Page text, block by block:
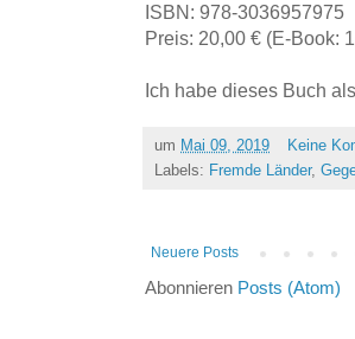
ISBN: 978-3036957975
Preis: 20,00 € (E-Book:
Ich habe dieses Buch
um Mai 09, 2019
Keine
Labels: Fremde Länder,
Neuere Posts
Abonnieren Posts (Atom)